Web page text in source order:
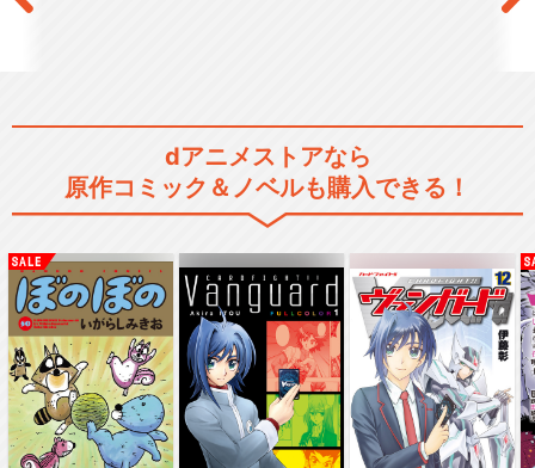
フレッシュプリキュア！
ハートキャッチプリキュア！
dアニメストアなら
原作コミック＆ノベルも購入できる！